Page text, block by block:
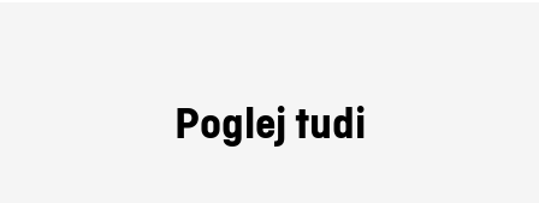
Poglej tudi